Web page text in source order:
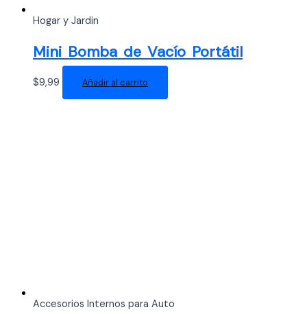
Hogar y Jardin
Mini Bomba de Vacío Portátil
$9,99 Añadir al carrito
Accesorios Internos para Auto